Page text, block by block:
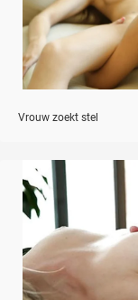
Vrouw zoekt stel